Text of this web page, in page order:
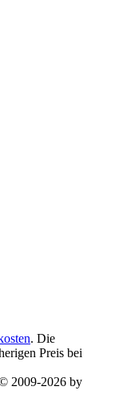
. Die
Preis bei
2009-2026 by